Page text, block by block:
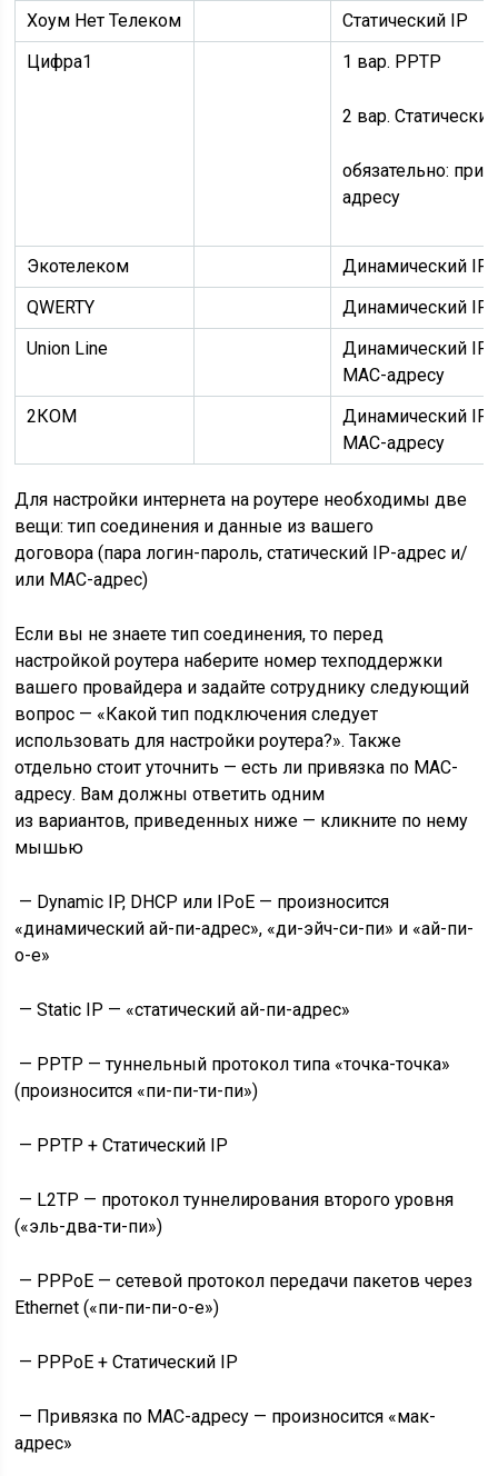
Хоум Нет Телеком
Статический IP
Цифра1
1 вар. PPTP
2 вар.
обязательно:
адресу
Экотелеком
Динамический IP
QWERTY
Динамический IP
Union Line
Динамический IP
MAC-адресу
2КОМ
Динамический IP
MAC-адресу
Для настройки интернета на роутере необходимы две
вещи: тип соединения и данные из вашего
договора (пара логин-пароль, статический IP-адрес и/
или МАС-адрес)
Если вы не знаете тип соединения, то перед
настройкой роутера наберите номер техподдержки
вашего провайдера и задайте сотруднику следующий
вопрос — «Какойтип подключения следует
использовать для настройки роутера?». Также
отдельно стоит уточнить — есть ли привязка по MAC-
адресу. Вам должны ответить одним
из вариантов, приведенных ниже — кликните по нему
мышью
— Dynamic IP, DHCP или IPoE — произносится
«динамический ай-пи-адрес», «ди-эйч-си-пи» и «ай-пи-
о-е»
—Static IP — «статический ай-пи-адрес»
— PPTP — туннельный протокол типа «точка-точка»
(произносится «пи-пи-ти-пи»)
— PPTP + Статический IP
— L2TP — протокол туннелирования второго уровня
(«эль-два-ти-пи»)
— PPPoE — сетевой протокол передачи пакетов через
Ethernet («пи-пи-пи-о-е»)
— PPPoE + Статический IP
— Привязка по МАС-адресу — произносится «мак-
адрес»